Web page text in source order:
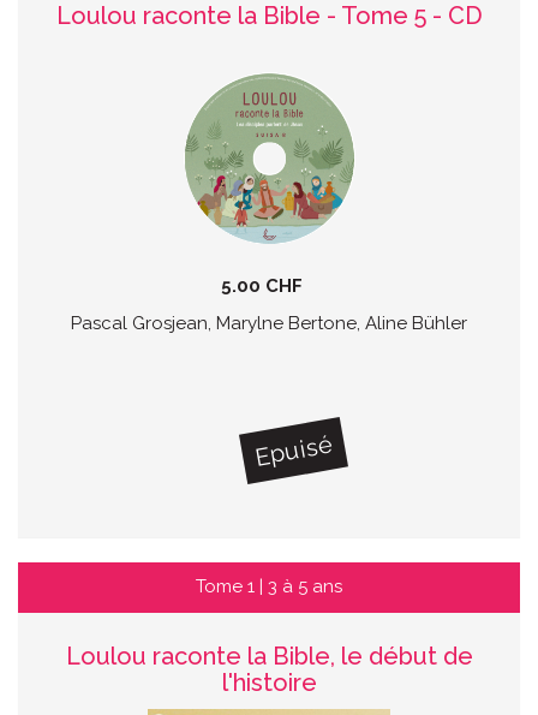
Loulou raconte la Bible - Tome 5 - CD
5.00 CHF
Pascal Grosjean, Marylne Bertone, Aline Bühler
Epuisé
Tome 1 | 3 à 5 ans
Loulou raconte la Bible, le début de
l'histoire